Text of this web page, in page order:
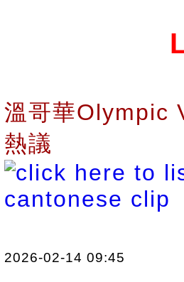
溫哥華Olympic
熱議
2026-02-14 09:45